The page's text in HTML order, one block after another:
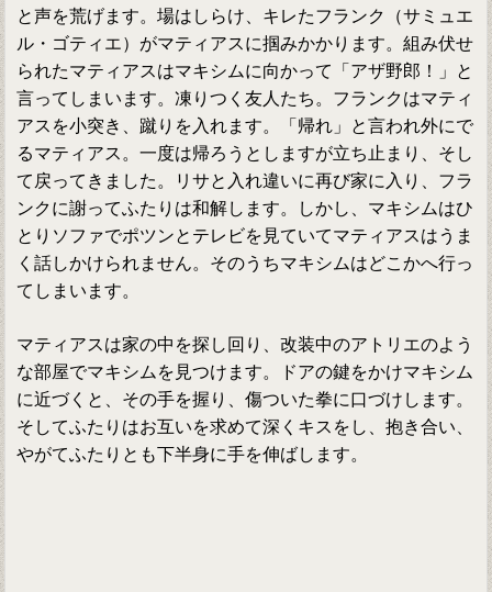
と声を荒げます。場はしらけ、キレたフランク（サミュエ
ル・ゴティエ）がマティアスに掴みかかります。組み伏せ
られたマティアスはマキシムに向かって「アザ野郎！」と
言ってしまいます。凍りつく友人たち。フランクはマティ
アスを小突き、蹴りを入れます。「帰れ」と言われ外にで
るマティアス。一度は帰ろうとしますが立ち止まり、そし
て戻ってきました。リサと入れ違いに再び家に入り、フラ
ンクに謝ってふたりは和解します。しかし、マキシムはひ
とりソファでポツンとテレビを見ていてマティアスはうま
く話しかけられません。そのうちマキシムはどこかへ行っ
てしまいます。
マティアスは家の中を探し回り、改装中のアトリエのよう
な部屋でマキシムを見つけます。ドアの鍵をかけマキシム
に近づくと、その手を握り、傷ついた拳に口づけします。
そしてふたりはお互いを求めて深くキスをし、抱き合い、
やがてふたりとも下半身に手を伸ばします。